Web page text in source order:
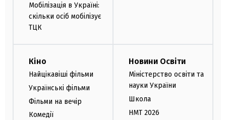
Мобілізація в Україні:
скільки осіб мобілізує
ТЦК
Кіно
Найцікавіші фільми
Українські фільми
Фільми на вечір
Комедії
Новини Освіти
Міністерство освіти та
науки України
Школа
НМТ 2026